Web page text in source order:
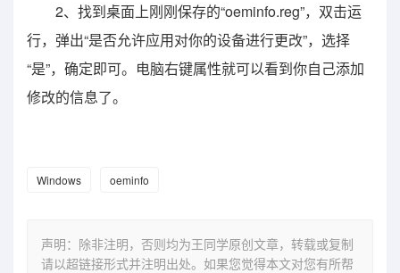
2、找到桌面上刚刚保存的“oeminfo.reg”，双击运
行，弹出“是否允许应用对你的设备进行更改”，选择
“是”，确定即可。电脑右键属性就可以看到你自己添加
修改的信息了。
Windows oeminfo
声明：除非注明，否则均为王同学原创文章，转载或复制
请以超链接形式并注明出处。如果您觉得本文对您有所帮